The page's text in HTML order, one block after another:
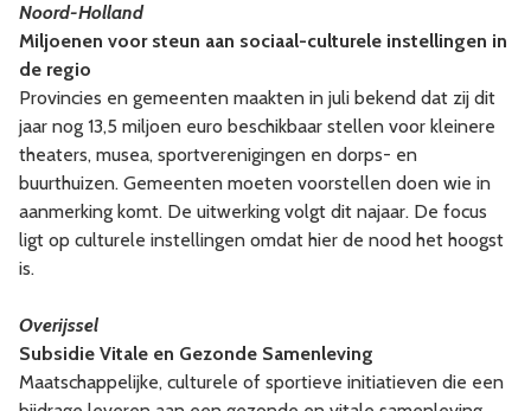
Noord-Holland
Miljoenen voor steun aan sociaal-culturele instellingen in
de regio
Provincies en gemeenten maakten in juli bekend dat zij dit
jaar nog 13,5 miljoen euro beschikbaar stellen voor kleinere
theaters, musea, sportverenigingen en dorps- en
buurthuizen. Gemeenten moeten voorstellen doen wie in
aanmerking komt. De uitwerking volgt dit najaar. De focus
ligt op culturele instellingen omdat hier de nood het hoogst
is.
Overijssel
Subsidie Vitale en Gezonde Samenleving
Maatschappelijke, culturele of sportieve initiatieven die een